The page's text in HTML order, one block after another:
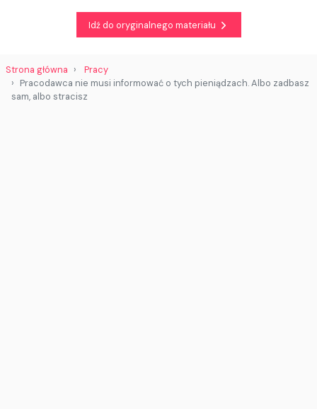
Idź do oryginalnego materiału
Strona główna
Pracy
Pracodawca nie musi informować o tych pieniądzach. Albo zadbasz
sam, albo stracisz